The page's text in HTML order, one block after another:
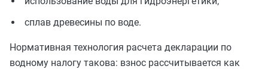
сплав древесины по воде.
Нормативная технология расчета декларации по
водному налогу такова: взнос рассчитывается как